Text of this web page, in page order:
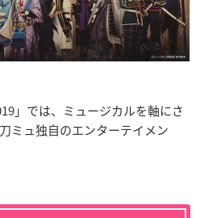
」では、ミュージカルを軸にさ
ミュ独自のエンターテイメン